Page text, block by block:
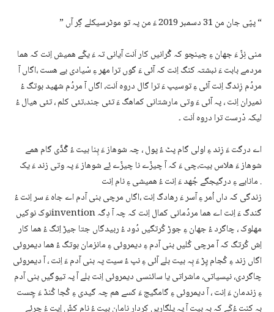
” پپّی جان من 31 دسمبر 2019 ءَ من پہ تو موٹرسیکلے گِر آں “
منی نِزّ ءَ جھان ءِ چینچو کہ گْرانیں کار اَنت آیانی تہ ءَ یکّے ھمیش اِنت کہ ھما
مردمے بابت ءَ نبشتہ کنگ اِنت کہ آئی ءَ گوں ترا مھر ءِ سْیادی یے ھست ،اگاں آ
مردُم زِندگ اِنت آئی ءِ توسیپ ءَ ترا گال دروہ اَنت، اگاں آ مردُم شھید بوتگ ءُ
نمیران اِنت ، پہ آئی ءَ وتی مارشتانی کماھگ ءَ تئی جند،تئی کلم ، تئی ھیال ءُ
لیکہ دْرست ترا دروہ اَنت ۔
اے درگت ءَ زِند ءِ اولی گام پٹ ءُ پول ، چہ شوھاز ءَ بِنا بیت ءُ گُڈّی گام ھمے
شوھاز ءَ ھلاس بیت،چی ءَ کہ آ چیزّے نا چیزّے ئِے شوھاز ءَ پہ وتی زند ءَ یک
مانایے ءِ درگیجگے جُھد ءَ اِنت ءُ ھمیشی ءِ نام اِنت .
زندگی کہ داں اُمر ءِ آسر ءَ رھادگ اِنت ،اگاں مرچی بنی آدم اے جاہ ءَ سر اِنت ءُ
نوک نوکیںinvention گندگ ءَ اِنت اے ھما مردُمانی کمال اِنت کہ چہ آ دِگہ
مھلوک ، چاگرد ءُ جھان ءِ جوڑ کُرتگیں دُود ءُ ربیدگاں جتا جیڑ اِتگ ءُ ھما کار
اِش کُرتگ کہ آ مرچی کُلیں بنی آدم ءِ دیمروئی ءِ مانزمان بوتگ ءُ ھما دیمروئی
اگاں زند ءِ کُجام پِڑ ءَ بِہ بیت بلے آئی ءِ نپ ءُ سیت پہ بنی آدم ءَ اِنت ، آ دیمروئی
چاگردی، نپسیاتی، ماشراتی یا سائنسی دیمروئی اِنت بلے آ پہ تیوگیں بنی آدم
ءِ زندمان ءَ اِنت ، آ دیمروئی ءِ گامگیج ءَ کسے ھم چہ گیدی ءِ کُجا کُنڈ ءَ چِست